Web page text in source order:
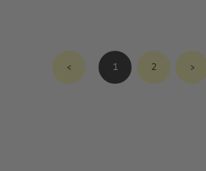
< 1 2 >